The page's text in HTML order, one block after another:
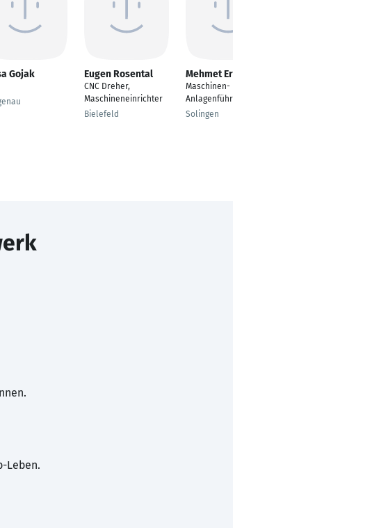
Gojak Eugen Rosental
CNC Dreher,
Maschineneinrichter
Bielefeld
Mehmet Erol
Maschinen- und
Anlagenführer
Solingen
Leben.